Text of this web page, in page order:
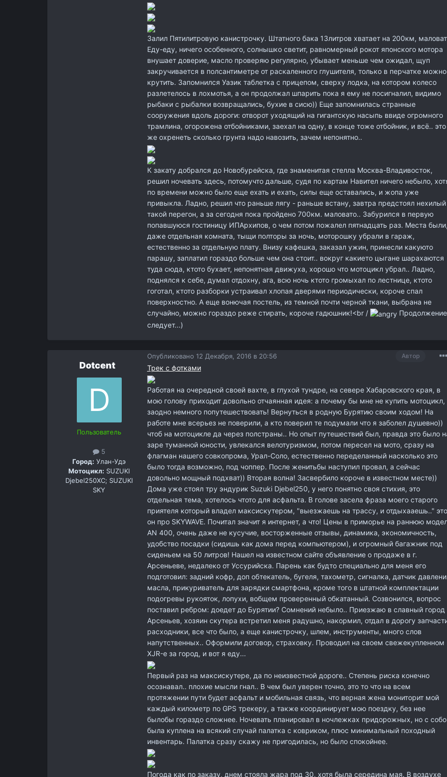
Залил Пятилитровую канистрочку. Штатного бака 13литров хватает на 200км,
Еду-еду, ничего особенного, солнышко светит, равномерный рокот японского мотора
внушает доверие, масло проверяю регулярно, убывает меньше чем ожидал, щуп
закручивается в полсантиметре от раскаленного глушителя, только в перчатке можно
крутить. Запомнился Уазик таблетка с прицепом, сверху лодка, на котором колесо
разлетелось в лохмотья, а он продолжал шпарить пока я ему не посигналил, видимо
рыбаки с рыбалки возвращались, бухие в сисю)) Еще запомнилась странные
сооружения вдоль дороги: отворот уходящий на гигантскую насыпь ввиде огромного
трамлина, огорожена отбойниками, заехал на одну, в конце тоже отбойник, и всё.. это
же охренеть сколько грунта надо навозить, зачем непонятно..
К закату добрался до Новобурейска, где знаменитая стелла Москва-Владивосток,
решил ночевать здесь, потомучто дальше, судя по картам Навител ничего небыло,
по времени можно было еще ехать и ехать, силы еще оставались, и жопа уже
привыкла. Ладно, решил что раньше лягу - раньше встану, завтра предстоял нехилый
такой перегон, а за сегодня пока пройдено 700км. маловато.. Забурился в первую
попавшуюся гостиницу ИПАрхипов, о чем потом пожалел пятнадцать раз. Места
даже отдельная комната, тыщи полторы за ночь, моторошку убрали в гараж,
естественно за отдельную плату. Внизу кафешка, заказал ужин, принесли какуюто
парашу, заплатил гораздо больше чем она стоит.. вокруг какието цыгане шарахаются
туда сюда, ктото бухает, непонятная движуха, хорошо что мотоцикл убрал.. Ладно,
поднялся к себе, думал отдохну, ага, всю ночь ктото громыхал по лестнице, ктото
гоготал, ктото разборки устраивал хлопая дверями периодически, короче спал
поверхностно. А еще вонючая постель, из темной почти черной ткани, выбрана не
случайно, можно гораздо реже стирать, короче гадюшник!<br /
Продолжение
следует...)
Dotcent
Пользователь
5
Город: Улан-Удэ
Мотоцикл: SUZUKI
Djebel250XC; SUZUKI
SKY
Автор
Опубликовано 12 Декабря, 2016 в 20:56
Трек с фотками
Работая на очередной своей вахте, в глухой тундре, на севере Хабаровского края, в
мою голову приходит довольно отчаянная идея: а почему бы мне не купить мотоцикл,
заодно немного попутешествовать! Вернуться в родную Бурятию своим ходом! На
работе мне всерьез не поверили, а кто поверил те подумали что я заболел душевно))
чтоб на мотоцикле да через полстраны.. Но опыт путешествий был, правда это было
заре туманной юности, увлекался велотуризмом, потом пересел на мото, сразу на
флагман нашего совкопрома, Урал-Соло, естественно переделанный насколько это
было тогда возможно, под чоппер. После женитьбы наступил провал, а сейчас
довольно мощный подхват)) Вторая волна! Засвербило короче в известном месте))
Дома уже стоял тру эндурик Suzuki Djebel250, у него понятно своя стихия, это
отдельная тема, хотелось чтото для асфальта. В голове засела фраза моего старого
приятеля который владел максискутером, "выезжаешь на трассу, и отдыхааешь.." это
он про SKYWAVE. Почитал значит я интернет, а что! Цены в приморье на раннюю
AN 400, очень даже не кусучие, восторженные отзывы, динамика, экономичность,
удобство посадки (сидишь как дома перед компьютером), и огромный багажник под
сиденьем на 50 литров! Нашел на известном сайте объявление о продаже в г.
Арсеньеве, недалеко от Уссурийска. Парень как будто специально для меня его
подготовил: задний кофр, доп обтекатель, бугеля, тахометр, сигналка, датчик
масла, прикуриватель для зарядки смартфона, кроме того в штатной комплектации
подогревы рукояток, лопухи, вобщем проверенный обкатанный. Созвонился, вопрос
поставил ребром: доедет до Бурятии? Сомнений небыло.. Приезжаю в славный город
Арсеньев, хозяин скутера встретил меня радушно, накормил, отдал в дорогу
расходники, все что было, а еще канистрочку, шлем, инструменты, много слов
напутственных.. Оформили договор, страховку. Проводил на своем свежекупленном
XJR-е за город, и вот я еду...
Первый раз на максискутере, да по неизвестной дороге.. Степень риска конечно
осознавал.. плохие мысли гнал.. В чем был уверен точно, это то что на всем
протяжении пути будет асфальт и мобильная связь, что верная жена мониторит мой
каждый километр по GPS трекеру, а также координирует мою поездку, без нее
былобы гораздо сложнее. Ночевать планировал в ночлежках придорожных, но с
была куплена на всякий случай палатка с ковриком, плюс минимальный походный
инвентарь. Палатка сразу скажу не пригодилась, но было спокойнее.
Погода как по заказу, днем стояла жара под 30, хотя была середина мая. В воздухе